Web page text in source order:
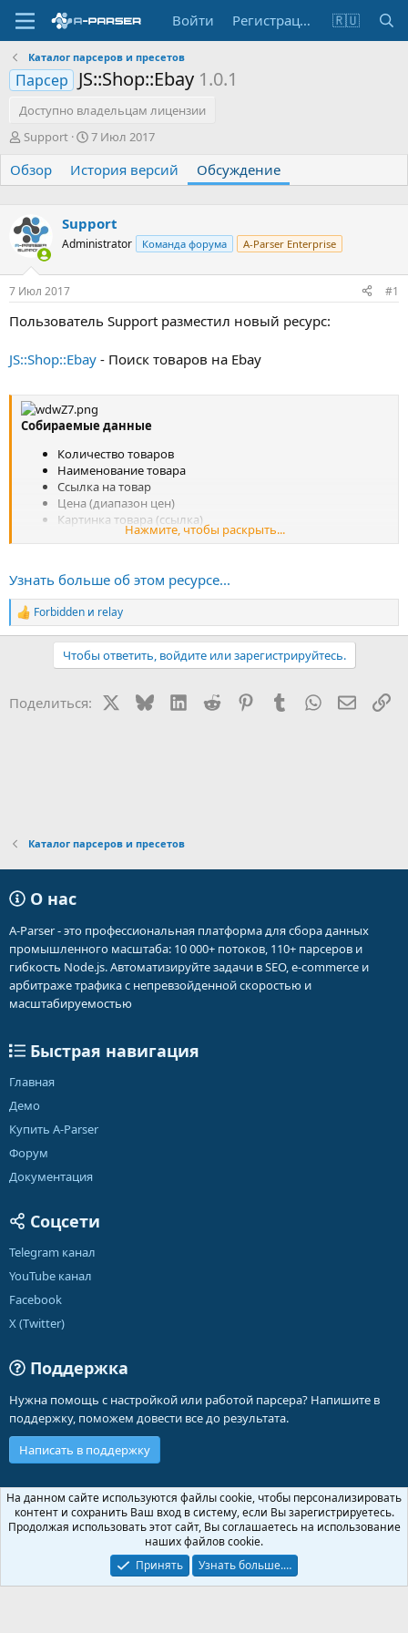
Войти Регистрация 🇷🇺
Каталог парсеров и пресетов
Парсер JS::Shop::Ebay 1.0.1
Доступно владельцам лицензии
А
т
о
т
е
м
ы
Support
Д
т
а
а
ч
а
7 Июл 2017
Обзор История версий Обсуждение
Support
Administrator Команда форума A-Parser Enterprise
7 Июл 2017 #1
Пользователь Support разместил новый ресурс:
JS::Shop::Ebay - Поиск товаров на Ebay
Собираемые данные
Количество товаров
Наименование товара
Ссылка на товар
Цена (диапазон цен)
Картинка товара (ссылка)
Возможные настройки
Категория или подкатегория
Локация
Количество страниц выдачи (можно указать, чтобы
собирались все результаты из выдачи, максимум ebay
отдает 10000 результатов)
Сортировка...
Нажмите, чтобы раскрыть...
Узнать больше об этом ресурсе...
Р
е
и
Forbidden и relay
Чтобы ответить, войдите или зарегистрируйтесь.
Поделиться: BlueskyLinkedIn
Reddit PinterestTumblr WhatsApp
Каталог парсеров и пресетов
О нас
A-Parser - это профессиональная платформа для сбора данных
промышленного масштаба: 10 000+ потоков, 110+ парсеров и
гибкость Node.js. Автоматизируйте задачи в SEO, e-commerce и
арбитраже трафика с непревзойденной скоростью и
масштабируемостью
Быстрая навигация
Главная
Демо
Купить A-Parser
Форум
Документация
Соцсети
Telegram канал
YouTube канал
Facebook
X (Twitter)
Поддержка
Нужна помощь с настройкой или работой парсера? Напишите в
поддержку, поможем довести все до результата.
Написать в поддержку
Russian (RU)
Обратная связь
Условия и правила
Политика конфиденциальности
Помощь
Community platform by XenForo ® © 2010-2026 XenForo Ltd.
На данном сайте используются файлы cookie, чтобы персонализировать
контент и сохранить Ваш вход в систему, если Вы зарегистрируетесь.
Продолжая использовать этот сайт, Вы соглашаетесь на использование
наших файлов cookie.
Принять
Узнать больше.…